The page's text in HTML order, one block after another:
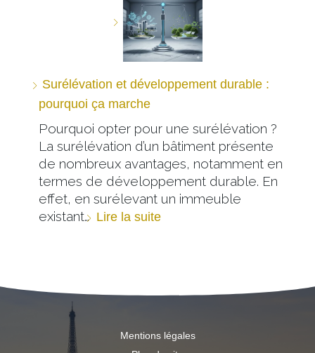
Surélévation et développement durable :
pourquoi ça marche
Pourquoi opter pour une surélévation ?
La surélévation d’un bâtiment présente
de nombreux avantages, notamment en
termes de développement durable. En
effet, en surélevant un immeuble
existant… Lire la suite
Mentions légales